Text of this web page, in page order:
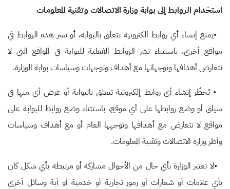
استخدام الروابط إلى بوابة وزارة الاتصالات وتقنية المعلومات
•يمنع إنشاء أي روابط الكترونية تتعلق بالبوابة، أو نشر هذه الروابط في
مواقع أخرى، باستثناء نشر الروابط الفعلية للبوابة في المواقع التي لا
تتعارض أهدافها وتوجهاتها مع أهداف وتوجهات وسياسات بوابة الوزارة.
• يُحظّر إنشاء أي روابط إلكترونية تتعلق بالبوابة أو عرض أي منها في
سياق أو وضع روابطها على أي موقع، باستثناء وضع روابط للبوابة على
مواقع لا تتعارض مع أهدافها وتوجهها العام أو مع أهداف وسياسات
وأطر وزارة الاتصالات وتقنية المعلومات.
•لا تعتبر الوزارة بأي حال من الأحوال مشاركة أو مرتبطة بأي شكل كان
بأي علامات أو شعارات أو رموز تجارية أو خدمية أو أية وسائل أخرى